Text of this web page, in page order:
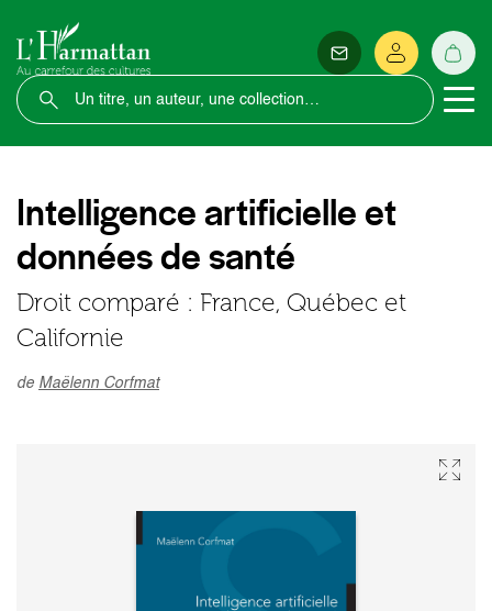
Intelligence artificielle et
données de santé
Droit comparé : France, Québec et
Californie
de Maëlenn Corfmat